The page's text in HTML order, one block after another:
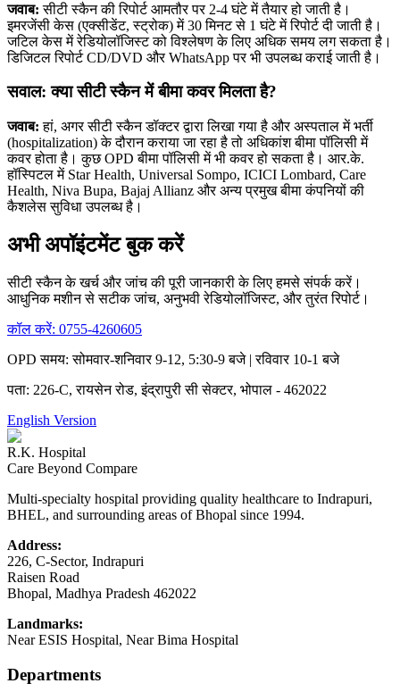
जवाब: सीटी स्कैन की रिपोर्ट आमतौर पर 2-4 घंटे में तैयार हो जाती है।
इमरजेंसी केस (एक्सीडेंट, स्ट्रोक) में 30 मिनट से 1 घंटे में रिपोर्ट दी जाती है।
जटिल केस में रेडियोलॉजिस्ट को विश्लेषण के लिए अधिक समय लग सकता है।
डिजिटल रिपोर्ट CD/DVD और WhatsApp पर भी उपलब्ध कराई जाती है।
सवाल: क्या सीटी स्कैन में बीमा कवर मिलता है?
जवाब: हां, अगर सीटी स्कैन डॉक्टर द्वारा लिखा गया है और अस्पताल में भर्ती
(hospitalization) के दौरान कराया जा रहा है तो अधिकांश बीमा पॉलिसी में
कवर होता है। कुछ OPD बीमा पॉलिसी में भी कवर हो सकता है। आर.के.
हॉस्पिटल में Star Health, Universal Sompo, ICICI Lombard, Care
Health, Niva Bupa, Bajaj Allianz और अन्य प्रमुख बीमा कंपनियों की
कैशलेस सुविधा उपलब्ध है।
अभी अपॉइंटमेंट बुक करें
सीटी स्कैन के खर्च और जांच की पूरी जानकारी के लिए हमसे संपर्क करें।
आधुनिक मशीन से सटीक जांच, अनुभवी रेडियोलॉजिस्ट, और तुरंत रिपोर्ट।
कॉल करें: 0755-4260605
OPD समय: सोमवार-शनिवार 9-12, 5:30-9 बजे | रविवार 10-1 बजे
पता: 226-C, रायसेन रोड, इंद्रापुरी सी सेक्टर, भोपाल - 462022
English Version
R.K. Hospital
Care Beyond Compare
Multi-specialty hospital providing quality healthcare to Indrapuri,
BHEL, and surrounding areas of Bhopal since 1994.
Address:
226, C-Sector, Indrapuri
Raisen Road
Bhopal, Madhya Pradesh 462022
Landmarks:
Near ESIS Hospital, Near Bima Hospital
Departments